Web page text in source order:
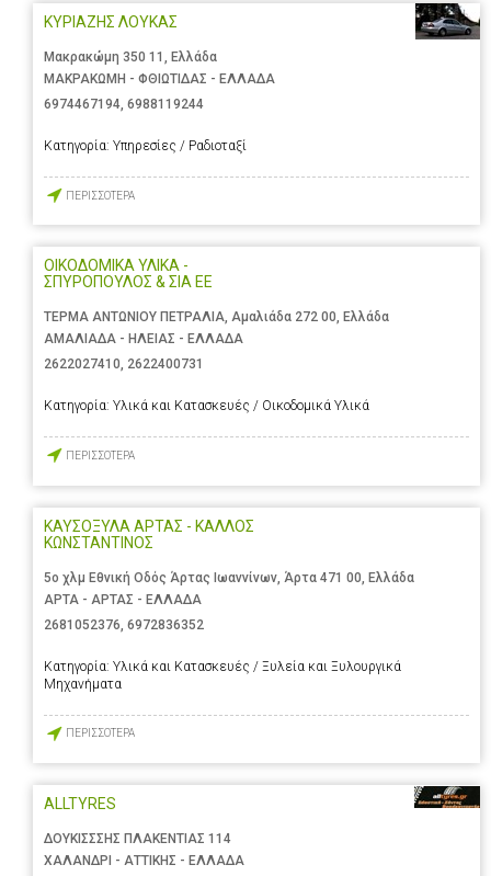
ΚΥΡΙΑΖΗΣ ΛΟΥΚΑΣ
Μακρακώμη 350 11, Ελλάδα
ΜΑΚΡΑΚΩΜΗ - ΦΘΙΩΤΙΔΑΣ - ΕΛΛΑΔΑ
6974467194, 6988119244
Κατηγορία: Υπηρεσίες / Ραδιοταξί
ΠΕΡΙΣΣΟΤΕΡΑ
ΟΙΚΟΔΟΜΙΚΑ ΥΛΙΚΑ -
ΣΠΥΡΟΠΟΥΛΟΣ & ΣΙΑ ΕΕ
ΤΕΡΜΑ ΑΝΤΩΝΙΟΥ ΠΕΤΡΑΛΙΑ, Αμαλιάδα 272 00, Ελλάδα
ΑΜΑΛΙΑΔΑ - ΗΛΕΙΑΣ - ΕΛΛΑΔΑ
2622027410, 2622400731
Κατηγορία: Υλικά και Κατασκευές / Οικοδομικά Υλικά
ΠΕΡΙΣΣΟΤΕΡΑ
ΚΑΥΣΟΞΥΛΑ ΑΡΤΑΣ - ΚΑΛΛΟΣ
ΚΩΝΣΤΑΝΤΙΝΟΣ
5ο χλμ Εθνική Οδός Άρτας Ιωαννίνων, Άρτα 471 00, Ελλάδα
ΑΡΤΑ - ΑΡΤΑΣ - ΕΛΛΑΔΑ
2681052376 6972836352
Κατηγορία: Υλικά και Κατασκευές / Ξυλεία και Ξυλουργικά
Μηχανήματα
ΠΕΡΙΣΣΟΤΕΡΑ
ALLTYRES
ΔΟΥΚΙΣΣΣΗΣ ΠΛΑΚΕΝΤΙΑΣ 114
ΧΑΛΑΝΔΡΙ - ΑΤΤΙΚΗΣ - ΕΛΛΑΔΑ